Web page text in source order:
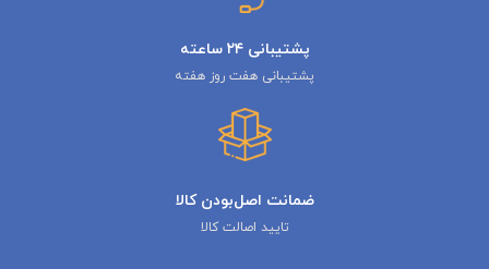
پشتیبانی ۲۴ ساعته
پشتیبانی هفت روز هفته
ضمانت اصل‌بودن کالا
تایید اصالت کالا